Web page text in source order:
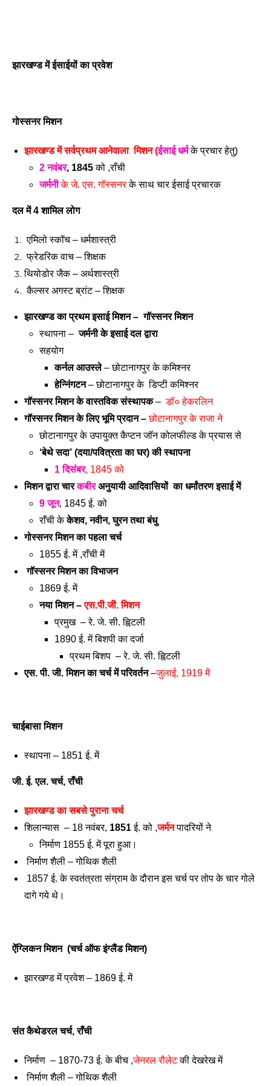
झारखण्ड में ईसाईयों का प्रवेश
गोस्सनर मिशन
झारखण्ड में सर्वप्रथम आनेवाला  मिशन (ईसाई धर्म के प्रचार हेतु)
2 नवंबर, 1845 को ,राँची
जर्मनी के जे. एस. गॉस्सनर के साथ चार ईसाई प्रचारक
दल में 4 शामिल लोग
एमिलो स्कॉच – धर्मशास्त्री
फ्रेडरिक वाच – शिक्षक
थियोडोर जैक – अर्थशास्त्री
कैल्सर अगस्ट ब्रांट – शिक्षक
झारखण्ड का प्रथम इसाई मिशन –  गॉस्सनर मिशन
स्थापना – जर्मनी के इसाई दल द्वारा
सहयोग
कर्नल आउस्ले – छोटानागपुर के कमिश्नर
हेन्निंगटन – छोटानागपुर के  डिप्टी कमिश्नर
गॉस्सनर मिशन के वास्तविक संस्थापक – डॉ० हेकरलिन
गॉस्सनर मिशन के लिए भूमि प्रदान – छोटानागपुर के राजा ने
छोटानागपुर के उपायुक्त कैप्टन जॉन कोलफील्ड के प्रयास से
‘बेथे सदा’ (दया/पवित्रता का घर) की स्थापना
1 दिसंबर, 1845 को
मिशन द्वारा चार कबीर अनुयायी आदिवासियों  का धर्मांतरण इसाई में
9 जून, 1845 ई. को
राँची के केशव, नवीन, घुरन तथा बंधु
गोस्सनर मिशन का पहला चर्च
1855 ई. में ,राँची में
गॉस्सनर मिशन का विभाजन
1869 ई. में
नया मिशन – एस.पी.जी. मिशन
प्रमुख  – रे. जे. सी. ह्विटली
1890 ई. में बिशपी का दर्जा
प्रथम बिशप  – रे. जे. सी. ह्विटली
एस. पी. जी. मिशन का चर्च में परिवर्तन –जुलाई, 1919 में
चाईबासा मिशन
स्थापना – 1851 ई. में
जी. ई. एल. चर्च, राँची
झारखण्ड का सबसे पुराना चर्च
शिलान्यास  – 18 नवंबर, 1851 ई. को ,जर्मन पादरियों ने
निर्माण 1855 ई. में पूरा हुआ।
निर्माण शैली – गोथिक शैली
1857 ई. के स्वतंत्रता संग्राम के दौरान इस चर्च पर तोप के चार गोले
दागे गये थे।
ऐंग्लिकन मिशन  (चर्च ऑफ इंग्लैंड मिशन)
झारखण्ड में प्रवेश – 1869 ई. में
संत कैथेडरल चर्च, राँची
निर्माण  – 1870-73 ई. के बीच ,जेनरल रौलेट की देखरेख में
निर्माण शैली – गोथिक शैली